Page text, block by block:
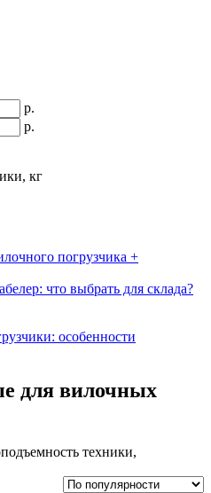
р.
р.
кг
погрузчика +
что выбрать для склада?
особенности
для вилочных
техники,